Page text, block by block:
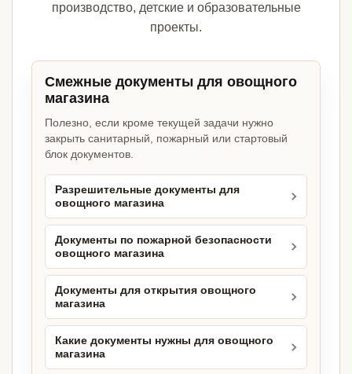
производство, детские и образовательные
проекты.
Смежные документы для овощного
магазина
Полезно, если кроме текущей задачи нужно
закрыть санитарный, пожарный или стартовый
блок документов.
Разрешительные документы для
овощного магазина
Документы по пожарной безопасности
овощного магазина
Документы для открытия овощного
магазина
Какие документы нужны для овощного
магазина